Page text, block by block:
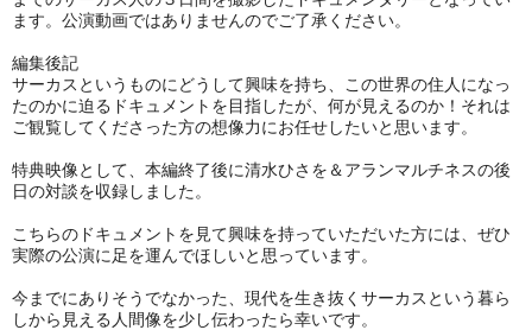
ます。公演動画ではありませんのでご了承ください。
編集後記
サーカスというものにどうして興味を持ち、この世界の住人になっ
たのかに迫るドキュメントを目指したが、何が見えるのか！それは
ご観覧してくださった方の想像力にお任せしたいと思います。
特典映像として、本編終了後に清水ひさを＆アランマルチネスの後
日の対談を収録しました。
こちらのドキュメントを見て興味を持っていただいた方には、ぜひ
実際の公演に足を運んでほしいと思っています。
今までにありそうでなかった、現代を生き抜くサーカスという暮ら
しから見える人間像を少し伝わったら幸いです。